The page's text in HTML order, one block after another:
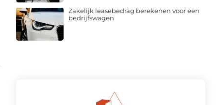
Zakelijk leasebedrag berekenen voor een
bedrijfswagen